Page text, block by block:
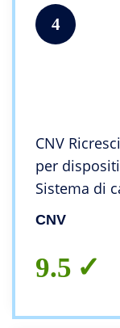
4
CNV
per
Sistema di
crescita dei
CNV
9.5